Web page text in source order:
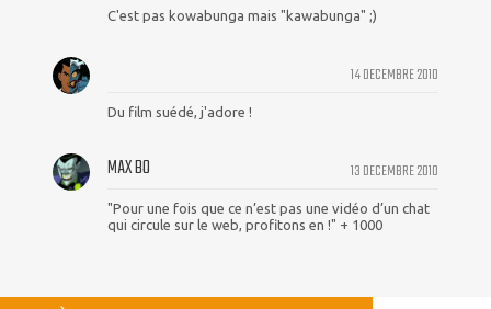
C'est pas kowabunga mais "kawabunga" ;)
14 DECEMBRE 2010
Du film suédé, j'adore !
13 DECEMBRE 2010
MAX BO
"Pour une fois que ce n’est pas une vidéo d’un chat
qui circule sur le web, profitons en !" + 1000